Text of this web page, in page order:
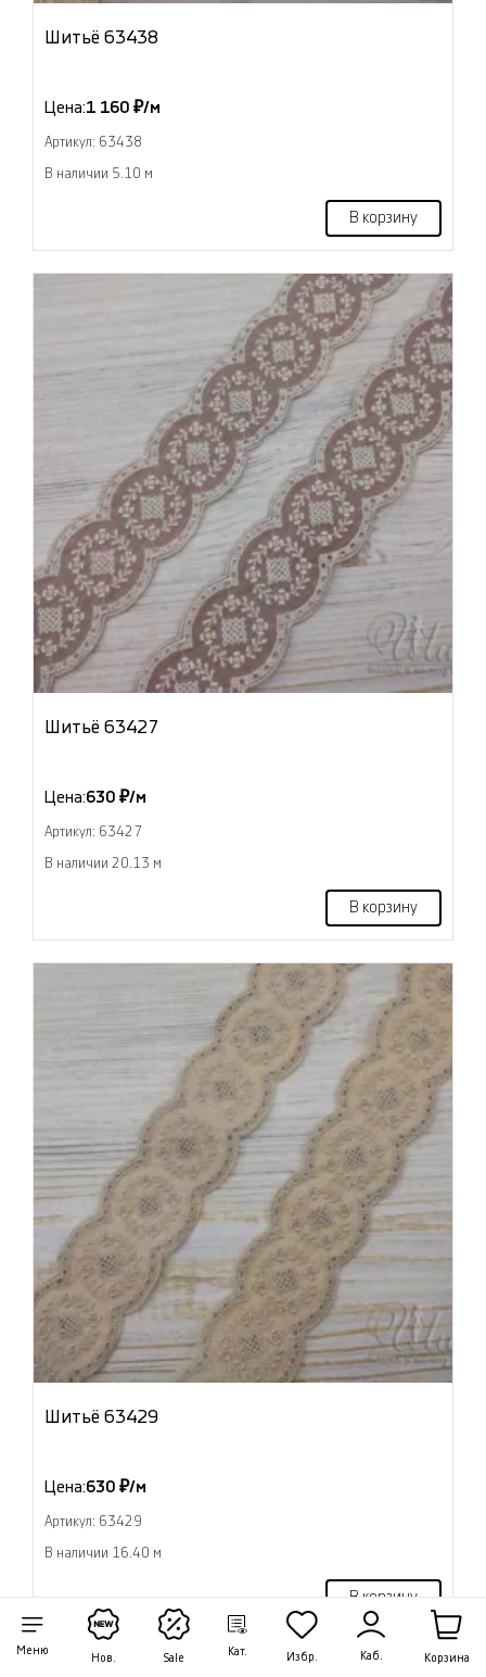
Меню
Нов. Sale
Кат. Избр. Каб. Корзина
Шитьё 63438
Цена:1 160 ₽/м
Артикул: 63438
В наличии 5.10 м
В корзину
Шитьё 63427
Цена:630 ₽/м
Артикул: 63427
В наличии 20.13 м
В корзину
Шитьё 63429
Цена:630 ₽/м
Артикул: 63429
В наличии 16.40 м
В корзину